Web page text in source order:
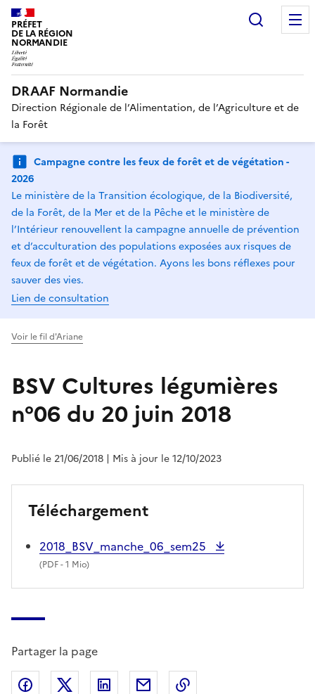
PRÉFET
DE LA RÉGION
NORMANDIE
DRAAF Normandie
Direction Régionale de l’Alimentation, de l’Agriculture et de
la Forêt
Campagne contre les feux de forêt et de végétation -
2026
Le ministère de la Transition écologique, de la Biodiversité,
de la Forêt, de la Mer et de la Pêche et le ministère de
l’Intérieur renouvellent la campagne annuelle de prévention
et d’acculturation des populations exposées aux risques de
feux de forêt et de végétation. Ayons les bons réflexes pour
sauver des vies.
Lien de consultation
Voir le fil d'Ariane
BSV Cultures légumières
n°06 du 20 juin 2018
Publié le 21/06/2018 | Mis à jour le 12/10/2023
Téléchargement
2018_BSV_manche_06_sem25
(PDF- 1 Mio)
Partager la page
Partager sur Facebook
Partager sur X (anciennement Twitter)
Partager sur LinkedIn
Partager par email